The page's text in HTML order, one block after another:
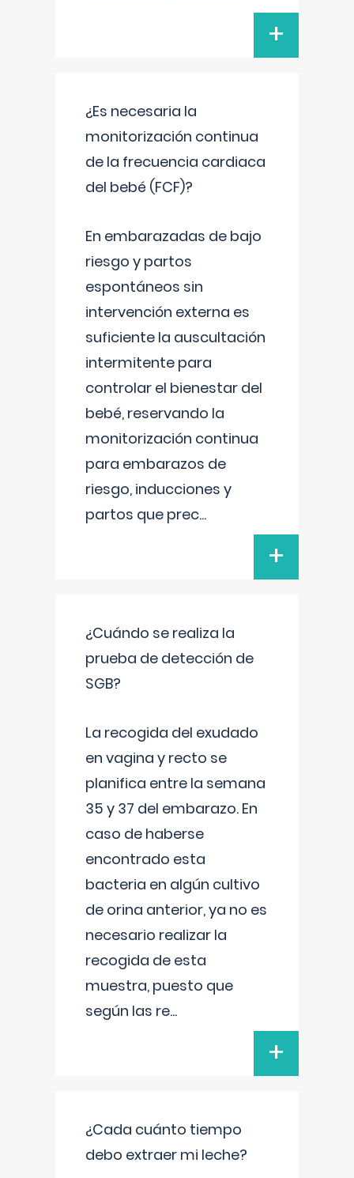
+
¿Es necesaria la
monitorización continua
de la frecuencia cardiaca
del bebé (FCF)?
En embarazadas de bajo
riesgo y partos
espontáneos sin
intervención externa es
suficiente la auscultación
intermitente para
controlar el bienestar del
bebé, reservando la
monitorización continua
para embarazos de
riesgo, inducciones y
partos que prec...
+
¿Cuándo se realiza la
prueba de detección de
SGB?
La recogida del exudado
en vagina y recto se
planifica entre la semana
35 y 37 del embarazo. En
caso de haberse
encontrado esta
bacteria en algún cultivo
de orina anterior, ya no es
necesario realizar la
recogida de esta
muestra, puesto que
según las re...
+
¿Cada cuánto tiempo
debo extraer mi leche?